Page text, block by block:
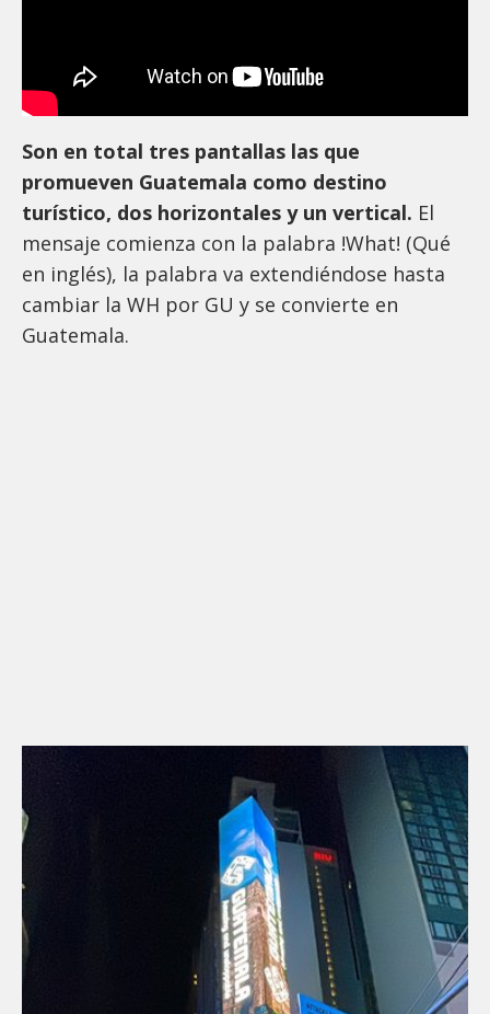
Son en total tres pantallas las que
promueven Guatemala como destino
turístico, dos horizontales y un vertical. El
mensaje comienza con la palabra !What! (Qué
en inglés), la palabra va extendiéndose hasta
cambiar la WH por GU y se convierte en
Guatemala.